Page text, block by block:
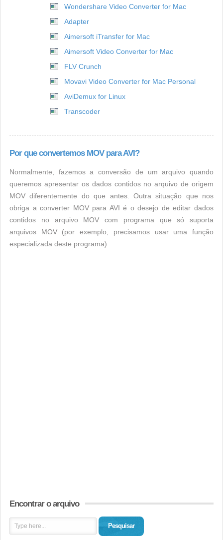
Wondershare Video Converter for Mac
Adapter
Aimersoft iTransfer for Mac
Aimersoft Video Converter for Mac
FLV Crunch
Movavi Video Converter for Mac Personal
AviDemux for Linux
Transcoder
Por que convertemos MOV para AVI?
Normalmente, fazemos a conversão de um arquivo quando
queremos apresentar os dados contidos no arquivo de origem
MOV diferentemente do que antes. Outra situação que nos
obriga a converter MOV para AVI é o desejo de editar dados
contidos no arquivo MOV com programa que só suporta
arquivos MOV (por exemplo, precisamos usar uma função
especializada deste programa)
Encontrar o arquivo
Pesquisar